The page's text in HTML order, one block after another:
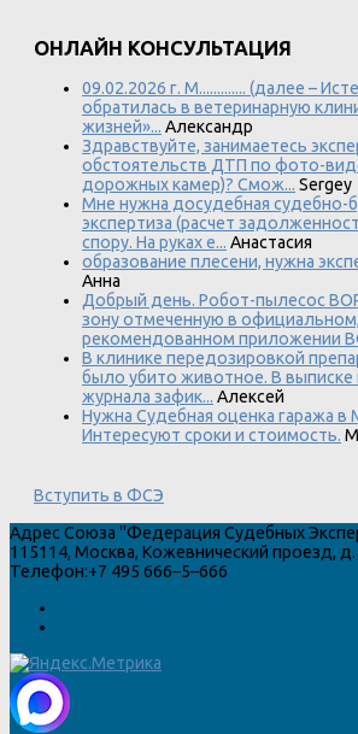
ОНЛАЙН КОНСУЛЬТАЦИЯ
09.02.2026 г. М............. (далее –
обратилась в ветеринарную
жизней»... Александр
Здравствуйте, занимаетесь
обстоятельств ДТП по фото-
дорожных камер)? Смож... Sergey
Мне нужна досудебная судебно-
экспертиза (расчет
спору. На руках е... Анастасия
образование плесени, нужна
Анна
Добрый день. Робот-пылесос
зону отмеченную в официальном,
рекомендованном приложении
В клинике передозировкой
было убито животное. В выписке
журнала зафик... Алексей
Нужна Судебная оценка гаража в
Интересуют сроки и стоимость.
Вступить в ФСЭ
Адрес Союза "Федерация Судебных
115114, Москва, Кожевнический проезд, д.
Телефон:+7 495 666–5–666